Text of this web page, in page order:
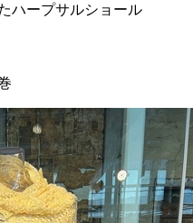
ハープサルショール